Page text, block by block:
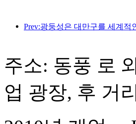
주소: 동풍 로
업 광장, 후 거